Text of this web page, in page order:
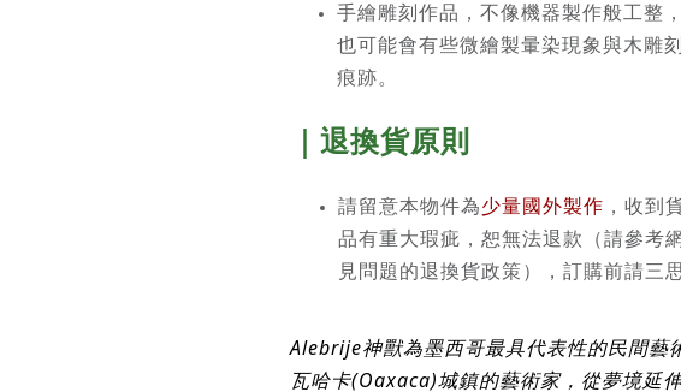
手繪雕刻作品，不像機器製作般工整
也可能會有些微繪製暈染現象與木雕
痕跡。
｜退換貨原則
請留意本物件為少量國外製作 ，收到
品有重大瑕疵，恕無法退款（請參考
見問題的退換貨政策），訂購前請三思
Alebrije神獸為墨西哥最具代表性的民間藝
瓦哈卡(Oaxaca)城鎮的藝術家，從夢境延